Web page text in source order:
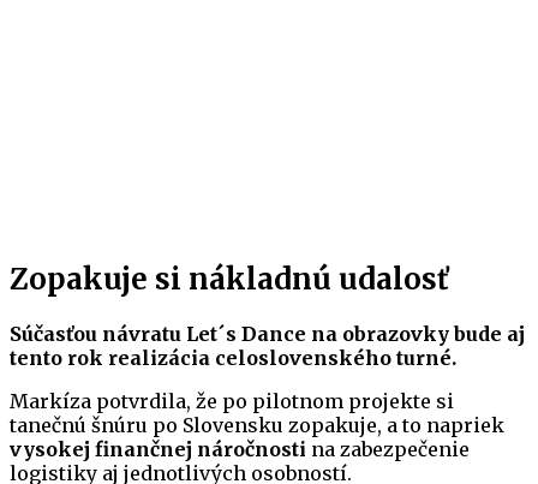
Zopakuje si nákladnú udalosť
Súčasťou návratu Let´s Dance na obrazovky bude aj
tento rok realizácia celoslovenského turné.
Markíza potvrdila, že po pilotnom projekte si
tanečnú šnúru po Slovensku zopakuje, a to napriek
vysokej finančnej náročnosti na zabezpečenie
logistiky aj jednotlivých osobností.